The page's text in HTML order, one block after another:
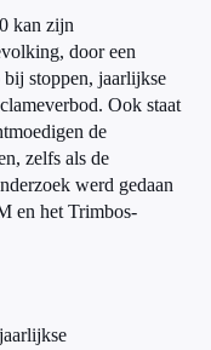
kan zijn
door een
stoppen, jaarlijkse
Ook staat
de
zelfs als de
werd gedaan
en het Trimbos-